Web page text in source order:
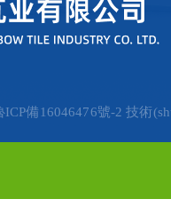
ICP備16046476號-2 技術